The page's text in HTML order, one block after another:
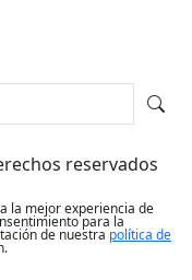
reservados
la mejor experiencia de
para la
de nuestra política de